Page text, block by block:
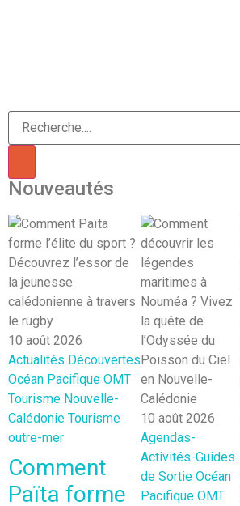
Nouveautés
10 août 2026
Actualités Découvertes
Océan Pacifique OMT
Tourisme Nouvelle-
Calédonie Tourisme
outre-mer
Comment
Païta forme
10 août 2026
Agendas-
Activités-Guides
de Sortie Océan
Pacifique OMT